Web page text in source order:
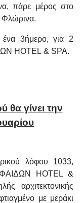
πάρε μέρος στο
Φλώρινα.
ένα 3ήμερο, για 2
HOTEL & SPA.
γίνει την
λόφου 1033,
ΦΑΙΔΩΝ HOTEL &
αρχιτεκτονικής
με μεράκι